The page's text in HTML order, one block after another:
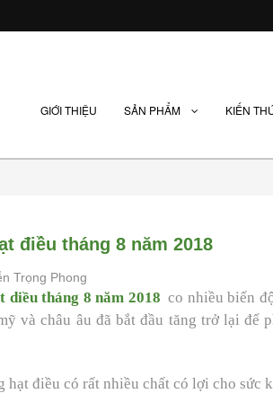
GIỚI THIỆU SẢN PHẨM KIẾN
điều tháng 8 năm 2018
Trọng Phong
diều tháng 8 năm 2018 co nhiều biến
và châu âu đã bắt đầu tăng trở lại để
hạt điều có rất nhiều chất có lợi cho sức